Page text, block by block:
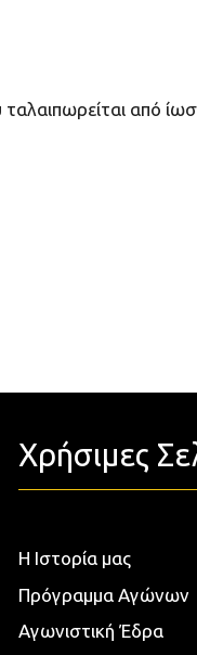
από
Χρήσιμες
Η Ιστορία μας
Πρόγραμμα Αγώνων
Αγωνιστική Έδρα